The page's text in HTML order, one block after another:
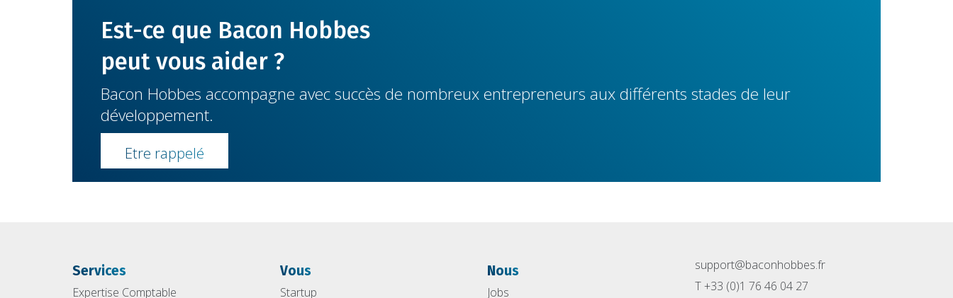
Est-ce que Bacon Hobbes
peut vous aider ?
Bacon Hobbes accompagne avec succès de nombreux entrepreneurs aux différents stades de leur
développement.
Etre rappelé
Services
Expertise Comptable
Vous
Startup
Nous
Jobs
support@baconhobbes.fr
T +33 (0)1 76 46 04 27